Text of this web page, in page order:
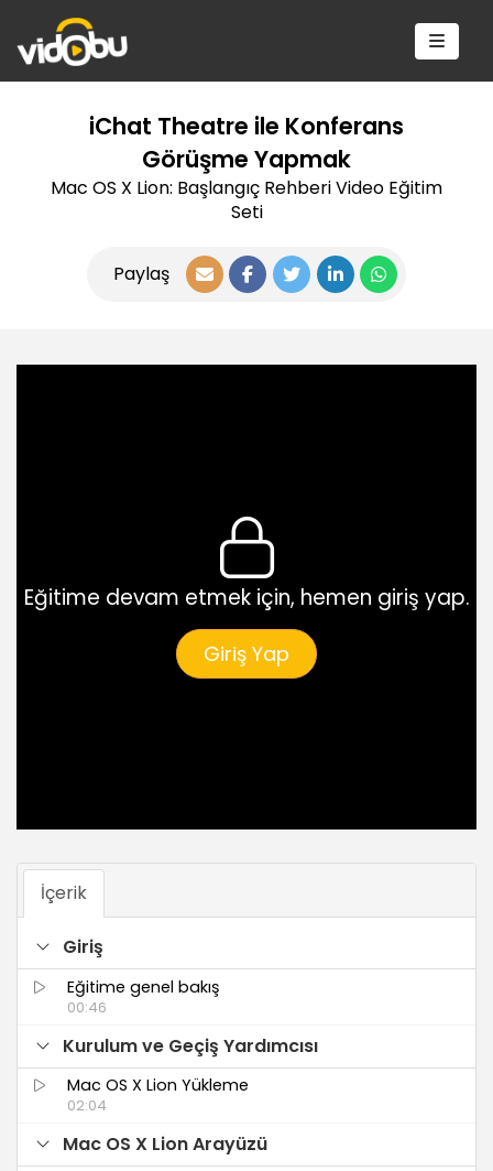
iChat Theatre ile Konferans
Görüşme Yapmak
Mac OS X Lion: Başlangıç Rehberi Video Eğitim
Seti
Paylaş
Eğitime devam etmek için, hemen giriş yap.
Giriş Yap
İçerik
Giriş
Eğitime genel bakış
00:46
Kurulum ve Geçiş Yardımcısı
Mac OS X Lion Yükleme
02:04
Mac OS X Lion Arayüzü